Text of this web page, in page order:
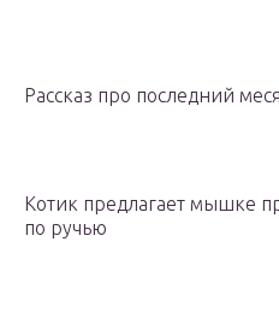
Рассказ про последний
Котик предлагает мышке
по ручью